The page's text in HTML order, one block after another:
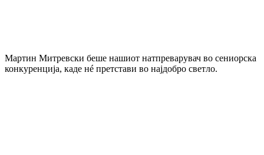
Мартин Митревски беше нашиот натпреварувач во сениорска
конкуренција, каде нé претстави во најдобро светло.